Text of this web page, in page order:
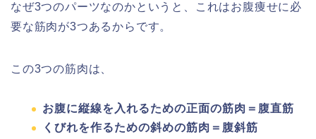
なぜ3つのパーツなのかというと、これはお腹痩せに必
要な筋肉が3つあるからです。
この3つの筋肉は、
お腹に縦線を入れるための正面の筋肉＝腹直筋
くびれを作るための斜めの筋肉＝腹斜筋